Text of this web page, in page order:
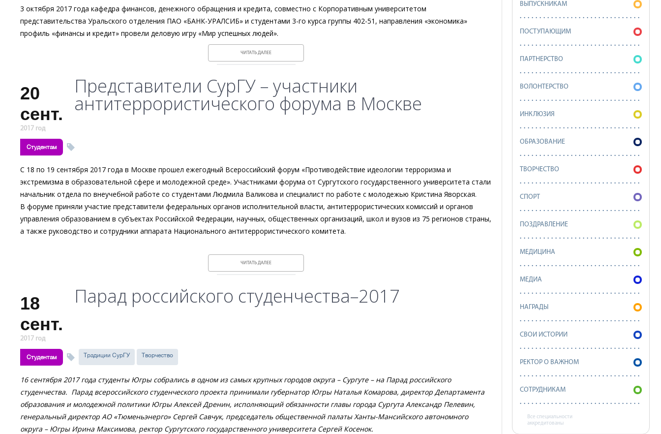
3 октября 2017 года кафедра финансов, денежного обращения и кредита, совместно с Корпоративным университетом
представительства Уральского отделения ПАО «БАНК-УРАЛСИБ» и студентами 3-го курса группы 402-51, направления «экономика»
профиль «финансы и кредит» провели деловую игру «Мир успешных людей».
ЧИТАТЬ ДАЛЕЕ
20
сент.
2017 год
Представители СурГУ – участники
антитеррористического форума в Москве
Студентам
С 18 по 19 сентября 2017 года в Москве прошел ежегодный Всероссийский форум «Противодействие идеологии терроризма и
экстремизма в образовательной сфере и молодежной среде». Участниками форума от Сургутского государственного университета стали
начальник отдела по внеучебной работе со студентами Людмила Валикова и специалист по работе с молодежью Кристина Яворская.
В форуме приняли участие представители федеральных органов исполнительной власти, антитеррористических комиссий и органов
управления образованием в субъектах Российской Федерации, научных, общественных организаций, школ и вузов из 75 регионов страны,
а также руководство и сотрудники аппарата Национального антитеррористического комитета.
ЧИТАТЬ ДАЛЕЕ
18
сент.
2017 год
Парад российского студенчества–2017
Студентам Традиции СурГУ Творчество
16 сентября 2017 года студенты Югры собрались в одном из самых крупных городов округа – Сургуте – на Парад российского
студенчества. Парад всероссийского студенческого проекта принимали губернатор Югры Наталья Комарова, директор Департамента
образования и молодежной политики Югры Алексей Дренин, исполняющий обязанности главы города Сургута Александр Пелевин,
генеральный директор АО «Тюменьэнерго» Сергей Савчук, председатель общественной палаты Ханты-Мансийского автономного
округа – Югры Ирина Максимова, ректор Сургутского государственного университета Сергей Косенок.
ВЫПУСКНИКАМ
ПОСТУПАЮЩИМ
ПАРТНЕРСТВО
ВОЛОНТЕРСТВО
ИНКЛЮЗИЯ
ОБРАЗОВАНИЕ
ТВОРЧЕСТВО
СПОРТ
ПОЗДРАВЛЕНИЕ
МЕДИЦИНА
МЕДИА
НАГРАДЫ
СВОИ ИСТОРИИ
РЕКТОР О ВАЖНОМ
СОТРУДНИКАМ
Все специальности
аккредитованы